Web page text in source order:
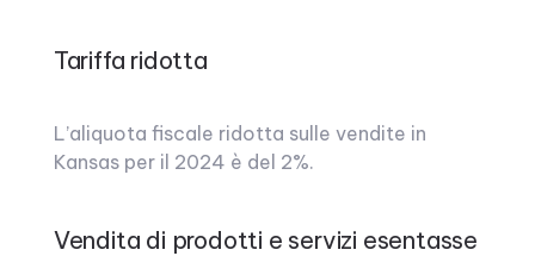
Tariffa ridotta
L’aliquota fiscale ridotta sulle vendite in
Kansas per il 2024 è del 2%.
Vendita di prodotti e servizi esentasse